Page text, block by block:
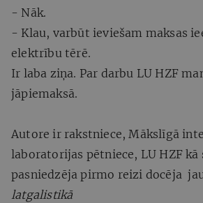
- Nāk.
- Klau, varbūt ieviešam maksas
elektrību tērē.
Ir laba ziņa. Par darbu LU HZF
jāpiemaksā.
Autore ir rakstniece, Mākslīgā
laboratorijas pētniece, LU HZF kā
pasniedzēja pirmo reizi docēja
latgalistikā